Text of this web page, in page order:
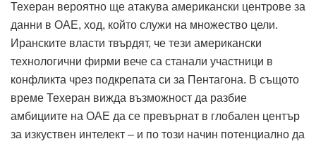
Техеран вероятно ще атакува американски центрове за
данни в ОАЕ, ход, който служи на множество цели.
Иранските власти твърдят, че тези американски
технологични фирми вече са станали участници в
конфликта чрез подкрепата си за Пентагона. В същото
време Техеран вижда възможност да разбие
амбициите на ОАЕ да се превърнат в глобален център
за изкуствен интелект – и по този начин потенциално да